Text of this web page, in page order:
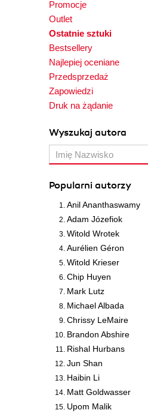
Promocje
Outlet
Ostatnie sztuki
Bestsellery
Najlepiej oceniane
Przedsprzedaż
Zapowiedzi
Druk na żądanie
Wyszukaj autora
Popularni autorzy
Anil Ananthaswamy
Adam Józefiok
Witold Wrotek
Aurélien Géron
Witold Krieser
Chip Huyen
Mark Lutz
Michael Albada
Chrissy LeMaire
Brandon Abshire
Rishal Hurbans
Jun Shan
Haibin Li
Matt Goldwasser
Upom Malik